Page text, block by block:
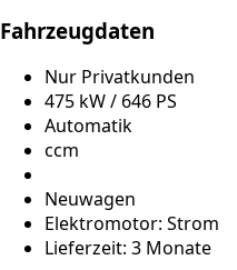
Fahrzeugdaten
Nur Privatkunden
475 kW / 646 PS
Automatik
ccm
Neuwagen
Elektromotor: Strom
Lieferzeit: 3 Monate